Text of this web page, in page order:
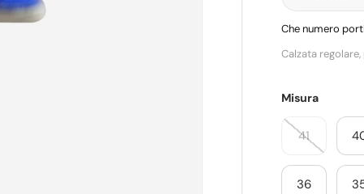
Che numero
Calzata
Misura
41
36